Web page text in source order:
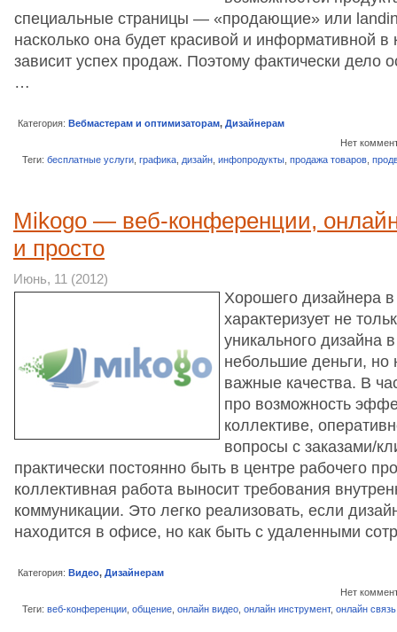
специальные страницы — «продающие» или
насколько она будет красивой и информативной в
зависит успех продаж. Поэтому фактически дело
…
Категория: Вебмастерам и оптимизаторам, Дизайнерам
Нет
Теги: бесплатные услуги графика дизайн инфопродукты продажа товаров
Mikogo — веб-конференции, онлайн
и просто
Июнь, 11 (2012)
Хорошего дизайнера
характеризует не
уникального дизайна
небольшие деньги, но
важные качества. В
про возможность
коллективе,
вопросы с заказами/
практически постоянно быть в центре рабочего
коллективная работа выносит требования
коммуникации. Это легко реализовать, если
находится в офисе, но как быть с удаленными
Категория: Видео, Дизайнерам
Нет
Теги: веб-конференции общение онлайн видео онлайн инструмент, онлайн связь